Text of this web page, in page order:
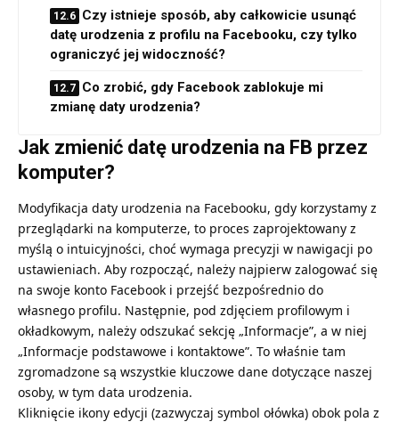
Czy istnieje sposób, aby całkowicie usunąć
datę urodzenia z profilu na Facebooku, czy tylko
ograniczyć jej widoczność?
Co zrobić, gdy Facebook zablokuje mi
zmianę daty urodzenia?
Jak zmienić datę urodzenia na FB przez
komputer?
Modyfikacja daty urodzenia na Facebooku, gdy korzystamy z
przeglądarki na komputerze, to proces zaprojektowany z
myślą o intuicyjności, choć wymaga precyzji w nawigacji po
ustawieniach. Aby rozpocząć, należy najpierw zalogować się
na swoje konto Facebook i przejść bezpośrednio do
własnego profilu. Następnie, pod zdjęciem profilowym i
okładkowym, należy odszukać sekcję „Informacje”, a w niej
„Informacje podstawowe i kontaktowe”. To właśnie tam
zgromadzone są wszystkie kluczowe dane dotyczące naszej
osoby, w tym data urodzenia.
Kliknięcie ikony edycji (zazwyczaj symbol ołówka) obok pola z